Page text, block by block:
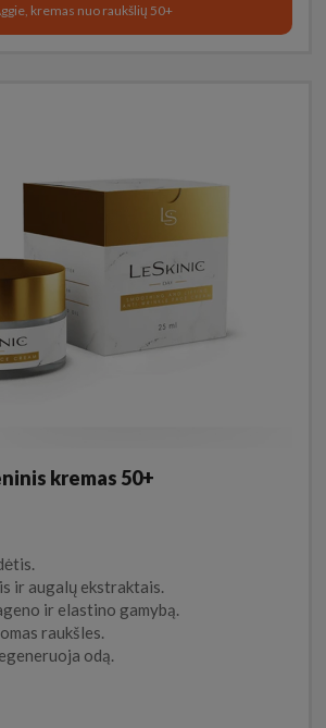
kremas nuo raukšlių 50+
kremas 50+
ir augalų ekstraktais.
ir elastino gamybą.
raukšles.
odą.